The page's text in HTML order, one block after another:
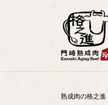
熟成肉の格之進